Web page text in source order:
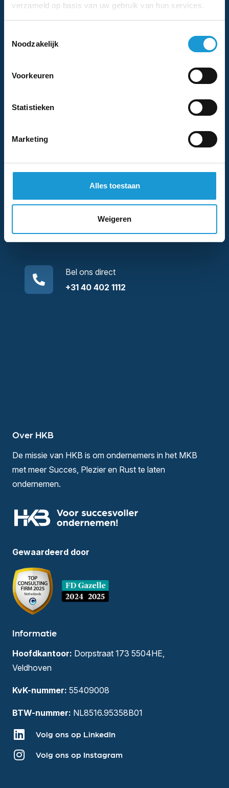
verzameld op basis van uw gebruik van hun services.
Noodzakelijk
Voorkeuren
Statistieken
Marketing
Alles toestaan
Weigeren
achternaam
Eventuele
opmerkingen
InstemmingIk ga akkoord met het
We nemen binnen 1 (werk)dag contact met je
info@hkb-advies.nl
Bel ons direct
+31 40 402 1112
Over HKB
De missie van HKB is om ondernemers in het MKB
met meer Succes, Plezier en Rust te laten
ondernemen.
Gewaardeerd door
Informatie
Hoofdkantoor: Dorpstraat 173 5504HE,
Veldhoven
KvK-nummer: 55409008
BTW-nummer: NL8516.95358B01
Volg ons op LinkedIn
Volg ons op Instagram